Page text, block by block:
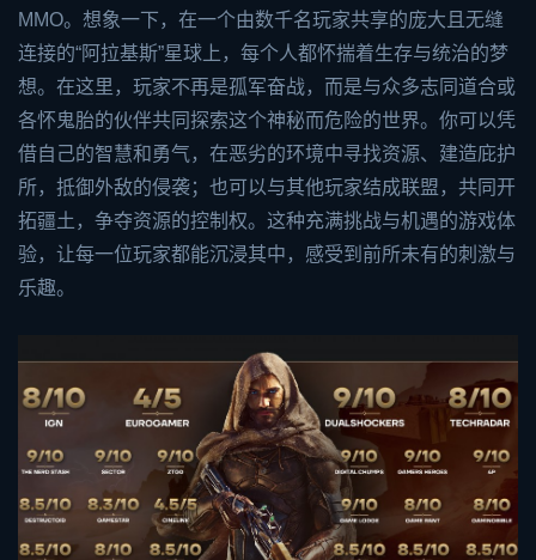
MMO。想象一下，在一个由数千名玩家共享的庞大且无缝
连接的“阿拉基斯”星球上，每个人都怀揣着生存与统治的梦
想。在这里，玩家不再是孤军奋战，而是与众多志同道合或
各怀鬼胎的伙伴共同探索这个神秘而危险的世界。你可以凭
借自己的智慧和勇气，在恶劣的环境中寻找资源、建造庇护
所，抵御外敌的侵袭；也可以与其他玩家结成联盟，共同开
拓疆土，争夺资源的控制权。这种充满挑战与机遇的游戏体
验，让每一位玩家都能沉浸其中，感受到前所未有的刺激与
乐趣。